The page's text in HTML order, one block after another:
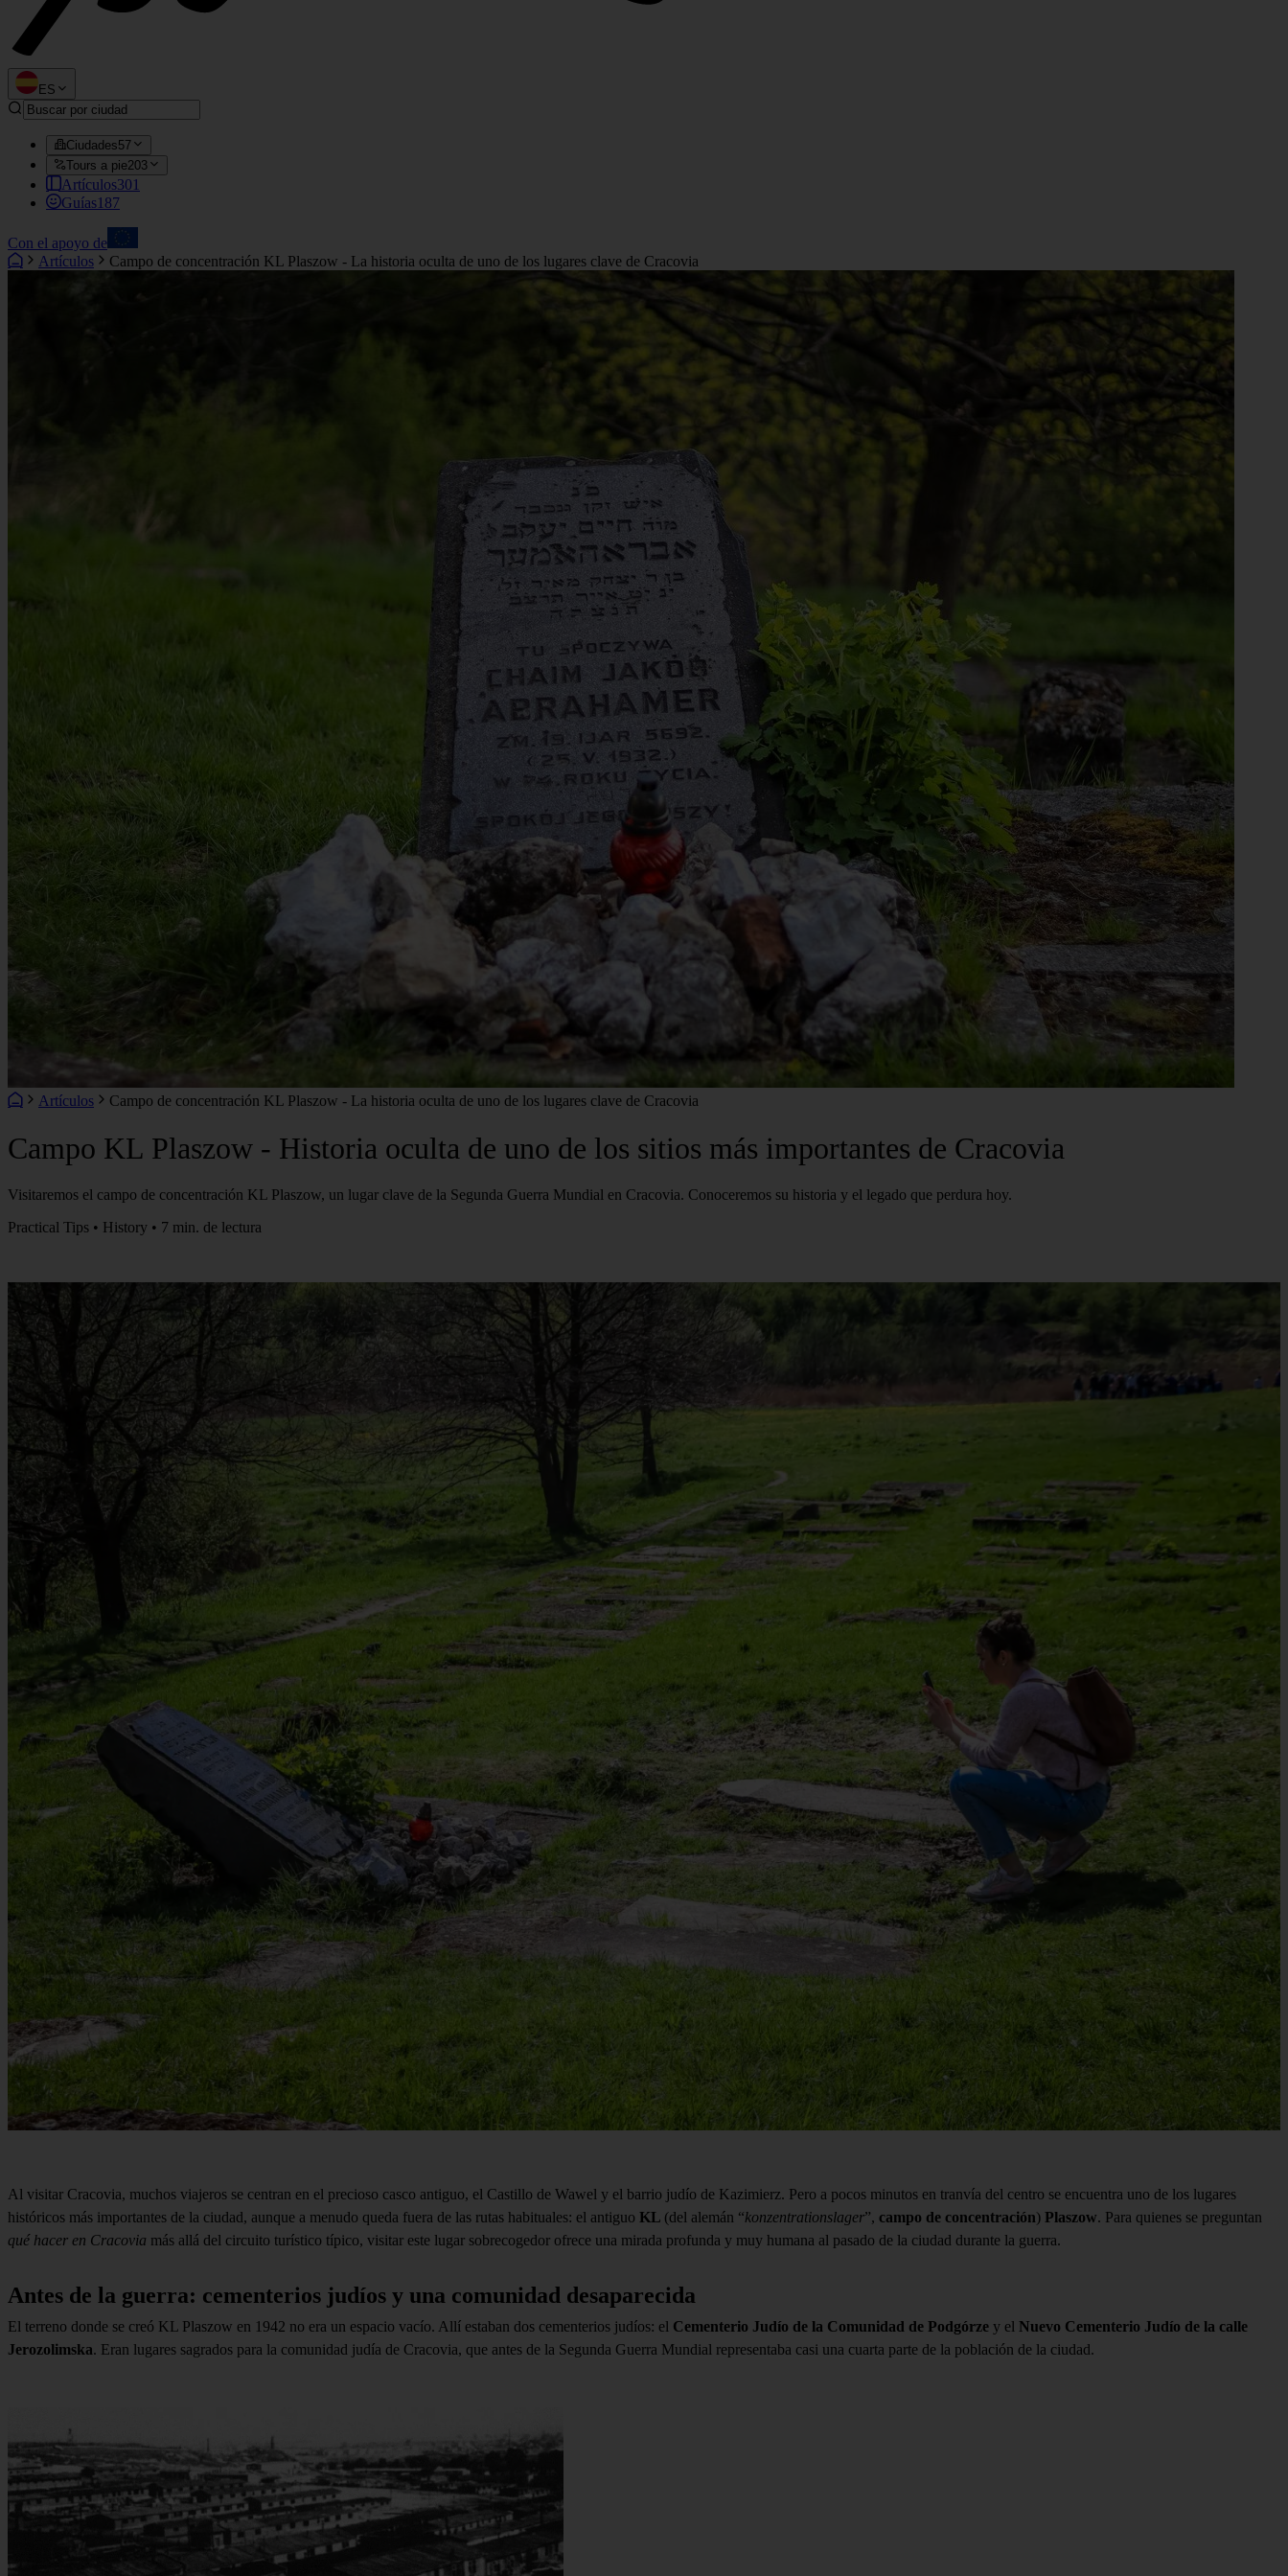
ES
Ciudades57
Tours a pie203
Artículos301
Guías187
Con el apoyo de
Artículos
Campo de concentración KL Plaszow - La historia oculta de uno de los lugares clave de Cracovia
Artículos Campo de concentración KL Plaszow - La historia oculta de uno de los lugares clave de Cracovia
Campo KL Plaszow - Historia oculta de uno de los sitios más importantes de Cracovia
Visitaremos el campo de concentración KL Plaszow, un lugar clave de la Segunda Guerra Mundial en Cracovia. Conoceremos su historia y el legado que perdura hoy.
Practical Tips • History • 7 min. de lectura
Al visitar Cracovia, muchos viajeros se centran en el precioso casco antiguo, el Castillo de Wawel y el barrio judío de Kazimierz. Pero a pocos minutos en tranvía del centro se encuentra uno de los lugares
históricos más importantes de la ciudad, aunque a menudo queda fuera de las rutas habituales: el antiguo KL (del alemán “konzentrationslager”, campo de concentración) Plaszow. Para quienes se preguntan
qué hacer en Cracovia más allá del circuito turístico típico, visitar este lugar sobrecogedor ofrece una mirada profunda y muy humana al pasado de la ciudad durante la guerra.
Antes de la guerra: cementerios judíos y una comunidad desaparecida
El terreno donde se creó KL Plaszow en 1942 no era un espacio vacío. Allí estaban dos cementerios judíos: el Cementerio Judío de la Comunidad de Podgórze y el Nuevo Cementerio Judío de la calle
Jerozolimska. Eran lugares sagrados para la comunidad judía de Cracovia, que antes de la Segunda Guerra Mundial representaba casi una cuarta parte de la población de la ciudad.